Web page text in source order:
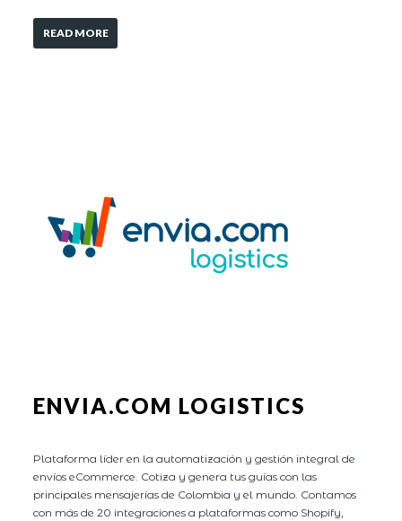
READ MORE
ENVIA.COM LOGISTICS
Plataforma líder en la automatización y gestión integral de
envíos eCommerce. Cotiza y genera tus guías con las
principales mensajerías de Colombia y el mundo. Contamos
con más de 20 integraciones a plataformas como Shopify,